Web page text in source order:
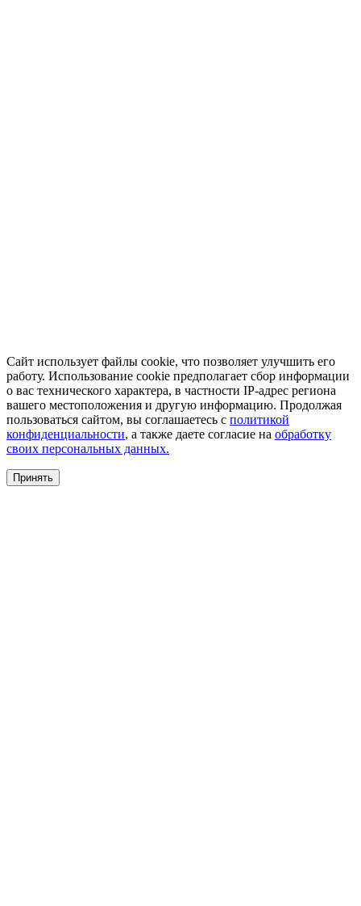
Сайт использует файлы cookie, что позволяет улучшить его
работу. Использование cookie предполагает сбор информации
о вас технического характера, в частности IP-адрес региона
вашего местоположения и другую информацию. Продолжая
пользоваться сайтом, вы соглашаетесь с политикой
конфиденциальности, а также даете согласие на обработку
своих персональных данных.
Принять